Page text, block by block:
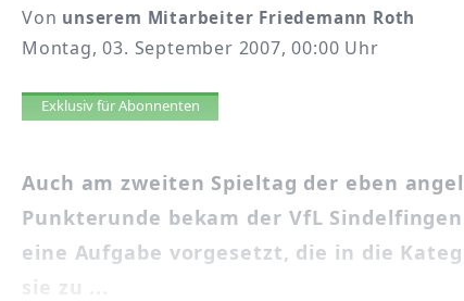
Von unserem Mitarbeiter Friedemann Roth
Montag, 03. September 2007, 00:00 Uhr
Artikel vorlesen
Exklusiv für Abonnenten
Auch am zweiten Spieltag der eben
Punkterunde bekam der VfL
eine Aufgabe vorgesetzt, die in die
sie zu ...